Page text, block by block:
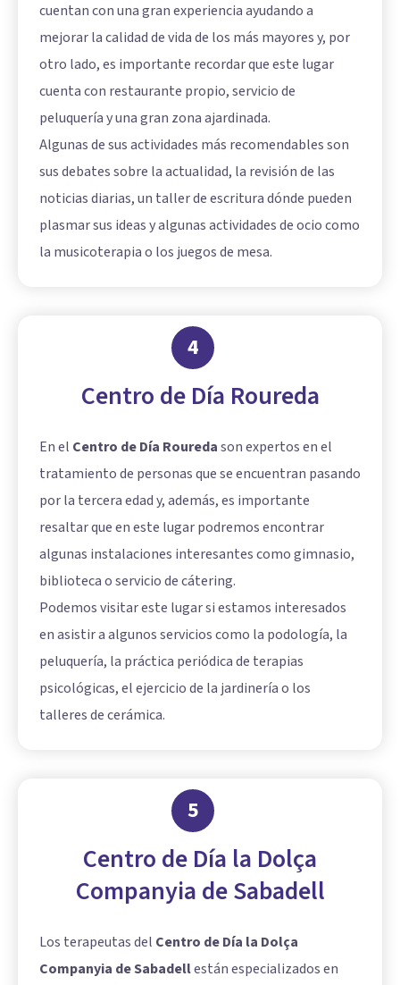
cuentan con una gran experiencia ayudando a
mejorar la calidad de vida de los más mayores y, por
otro lado, es importante recordar que este lugar
cuenta con restaurante propio, servicio de
peluquería y una gran zona ajardinada.
Algunas de sus actividades más recomendables son
sus debates sobre la actualidad, la revisión de las
noticias diarias, un taller de escritura dónde pueden
plasmar sus ideas y algunas actividades de ocio como
la musicoterapia o los juegos de mesa.
4
Centro de Día Roureda
En el Centro de Día Rouredason expertos en el
tratamiento de personas que se encuentran pasando
por la tercera edad y, además, es importante
resaltar que en este lugar podremos encontrar
algunas instalaciones interesantes como gimnasio,
biblioteca o servicio de cátering.
Podemos visitar este lugar si estamos interesados
en asistir a algunos servicios como la podología, la
peluquería, la práctica periódica de terapias
psicológicas, el ejercicio de la jardinería o los
talleres de cerámica.
5
Centro de Día la Dolça
Companyia de Sabadell
Los terapeutas del Centro de Día la Dolça
Companyia de Sabadellestán especializados en